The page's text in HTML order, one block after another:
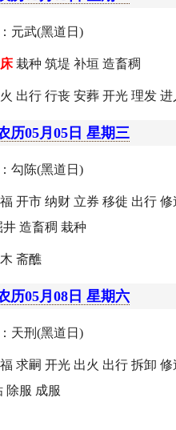
元武(黑道日)
栽种 筑堤 补垣 造畜稠
出行 行丧 安葬 开光 理发 进
历05月05日 星期三
勾陈(黑道日)
开市 纳财 立券 移徙 出行
造畜稠 栽种
斋醮
历05月08日 星期六
天刑(黑道日)
求嗣 开光 出火 出行 拆卸
除服 成服